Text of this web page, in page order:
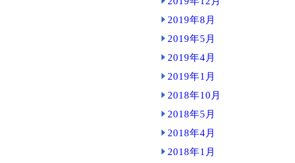
2019年8月
2019年5月
2019年4月
2019年1月
2018年10月
2018年5月
2018年4月
2018年1月